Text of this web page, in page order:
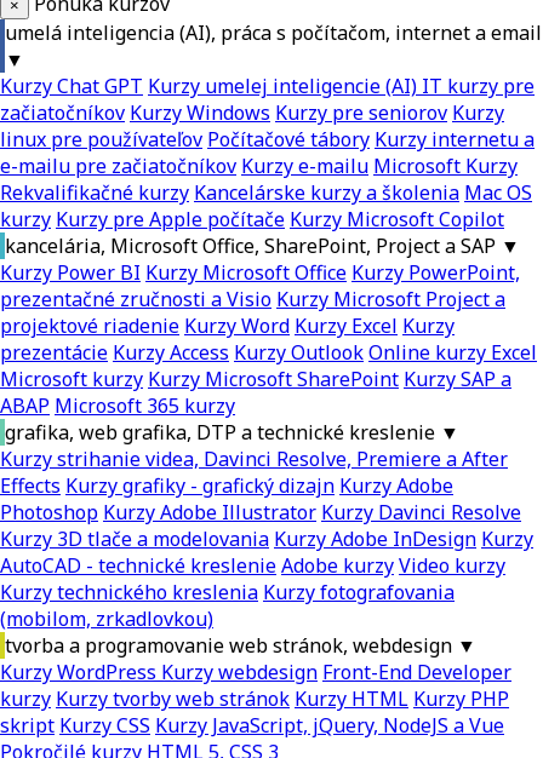
×
umelá inteligencia (AI), práca s počítačom, internet a email
▼
Kurzy Chat GPT Kurzy umelej inteligencie (AI) IT kurzy pre
začiatočníkov Kurzy Windows Kurzy pre seniorov Kurzy
linux pre používateľov Počítačové tábory Kurzy internetu a
e-mailu pre začiatočníkov Kurzy e-mailu Microsoft Kurzy
Rekvalifikačné kurzy Kancelárske kurzy a školenia Mac OS
kurzy Kurzy pre Apple počítače Kurzy Microsoft Copilot
kancelária, Microsoft Office, SharePoint, Project a SAP ▼
Kurzy Power BI Kurzy Microsoft Office Kurzy PowerPoint,
prezentačné zručnosti a Visio Kurzy Microsoft Project a
projektové riadenie Kurzy Word Kurzy Excel Kurzy
prezentácie Kurzy Access Kurzy OutlookOnline kurzy Excel
Microsoft kurzy Kurzy Microsoft SharePoint Kurzy SAP a
ABAP Microsoft 365 kurzy
grafika, web grafika, DTP a technické kreslenie ▼
Kurzy strihanie videa, Davinci Resolve, Premiere a After
Effects Kurzy grafiky - grafický dizajn Kurzy Adobe
Photoshop Kurzy Adobe Illustrator Kurzy Davinci Resolve
Kurzy 3D tlače a modelovania Kurzy Adobe InDesign Kurzy
AutoCAD - technické kreslenieAdobe kurzyVideo kurzy
Kurzy technického kreslenia Kurzy fotografovania
(mobilom, zrkadlovkou)
tvorba a programovanie web stránok, webdesign ▼
Kurzy WordPress Kurzy webdesign Front-End Developer
kurzy Kurzy tvorby web stránok Kurzy HTML Kurzy PHP
skript Kurzy CSS Kurzy JavaScript, jQuery, NodeJS a Vue
Pokročilé kurzy HTML 5, CSS 3